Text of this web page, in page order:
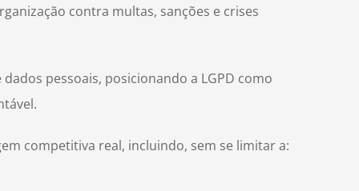
contra multas, sanções e crises
pessoais, posicionando a LGPD como
competitiva real, incluindo, sem se limitar a: